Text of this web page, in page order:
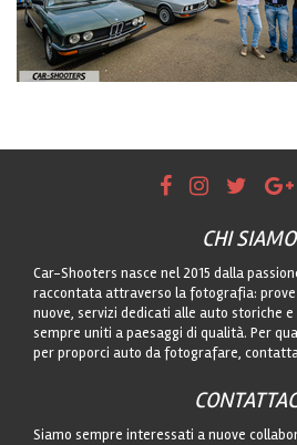
CHI SIAMO
Car-Shooters nasce nel 2015 dalla
raccontata attraverso la fotografia:
nuove, servizi dedicati alle auto storiche
sempre uniti a paesaggi di qualità. Per
per proporci auto da fotografare,
Siamo sempre interessati a nuove